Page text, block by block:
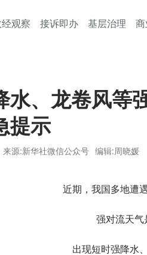
观察 接诉即办 基层治理
水、龙卷风等
提示
来源:新华社微信公众号 编辑:周晓媛
近期，我国多地遭
强对流天气
出现短时强降水